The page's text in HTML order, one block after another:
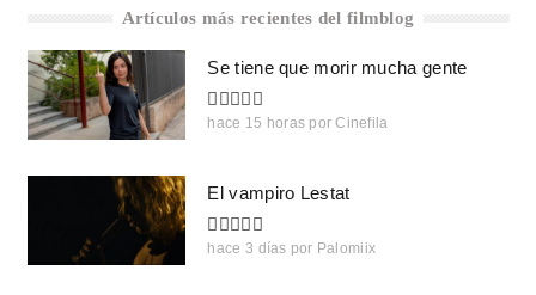
Artículos más recientes del filmblog
Se tiene que morir mucha gente
hace 15 horas por Cinefila
El vampiro Lestat
hace 3 días por Palomiix